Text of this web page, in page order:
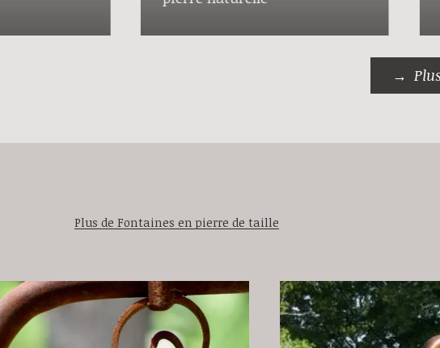
Plus de Fontaines en pierre de taille